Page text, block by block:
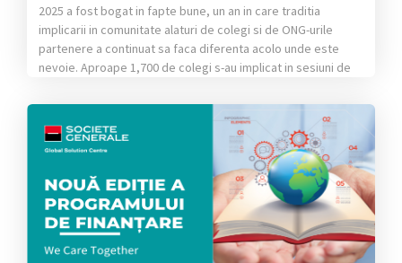
2025 a fost bogat in fapte bune, un an in care traditia
implicarii in comunitate alaturi de colegi si de ONG-urile
partenere a continuat sa faca diferenta acolo unde este
nevoie. Aproape 1,700 de colegi s-au implicat in sesiuni de
vulnerabile sa invete lucruri […]